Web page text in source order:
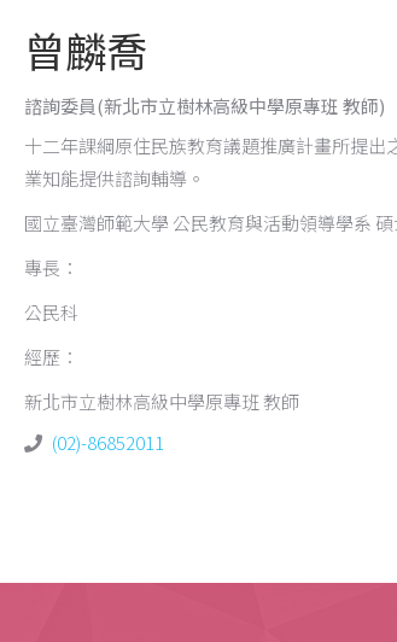
曾麟喬
諮詢委員(新北市立樹林高級中學原專班 教師)
十二年課綱原住民族教育議題推廣計畫所提出
業知能提供諮詢輔導。
國立臺灣師範大學 公民教育與活動領導學系 碩
專長：
公民科
經歷：
新北市立樹林高級中學原專班 教師
(02)-86852011